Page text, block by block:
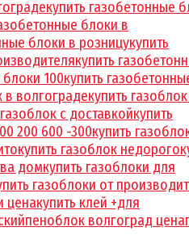
купить газобетонные
блоки в
блоки в розницукупить
купить
100купить
в волгоградекупить
с доставкойкупить
200 600 -300купить
купить газоблок недорого
домкупить газоблоки для
газоблоки от
ценакупить клей +для
пеноблок волгоград цена